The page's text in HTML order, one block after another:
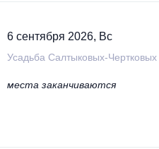
6 сентября 2026, Вс
Усадьба Салтыковых-Чертковых
места заканчиваются